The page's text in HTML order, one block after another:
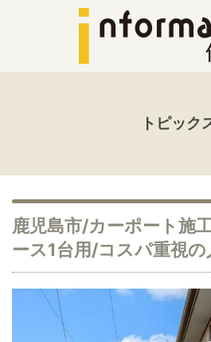
トピック
鹿児島市/カーポート施
ース1台用/コスパ重視の